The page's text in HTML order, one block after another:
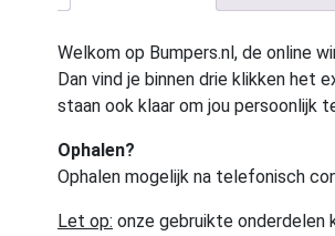
Welkom op Bumpers.nl, de online
Dan vind je binnen drie klikken
staan ook klaar om jou persoonlijk
Ophalen?
Ophalen mogelijk na telefonisch
Let op: onze gebruikte onderdelen